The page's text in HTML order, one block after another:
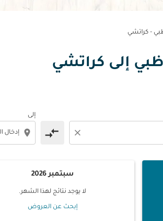
- كراتشي
ظبي إلى كراتشي
close
compare_arrows
إلى
location_on
سبتمبر 2026
لا يوجد نتائج لهذا الشهر.
إبحث عن العروض